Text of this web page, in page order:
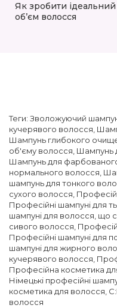
Як зробити ідеальний
обʼєм волосся
Теги: Зволожуючий
кучерявого волосся
Шампунь глибокого
об'єму волосся Шампунь
Шампунь для
нормального волосся
шампунь для тонкого
сухого волосся
Професійні шампуні для
шампуні для волосся, що
сивого волосся
Професійні шампуні для
шампуні для жирного
кучерявого волосся
Професійна косметика
Німецькі професійні
косметика для волосся
волосся